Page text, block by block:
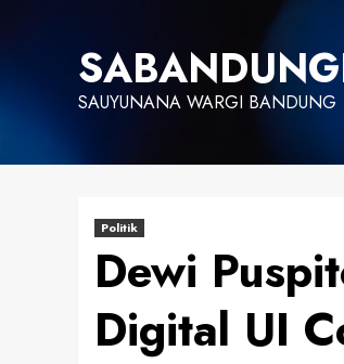
SAUYUNANA WARGI BANDUNG
Politik
Dewi
Digital UI